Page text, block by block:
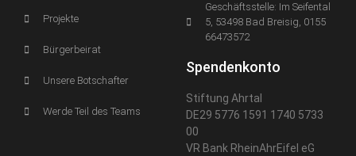
Projekte
Bürgerbeirat
Unsere Botschafter
Werde Teil des Teams
Geschäftsstelle: Im Seifental
5, 53498 Bad Breisig, 0155
66473572
Spendenkonto
Stiftung Ahrtal
DE29 5776 1591 1740 5733
00
VR Bank RheinAhrEifel eG